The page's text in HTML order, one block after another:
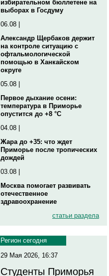
избирательном бюллетене на
выборах в Госдуму
06.08 |
Александр Щербаков держит
на контроле ситуацию с
офтальмологической
помощью в Ханкайском
округе
05.08 |
Первое дыхание осени:
температура в Приморье
опустится до +8 °C
04.08 |
Жара до +35: что ждет
Приморье после тропических
дождей
03.08 |
Москва помогает развивать
отечественное
здравоохранение
статьи раздела
Регион сегодня
29 Мая 2026, 16:37
Студенты Приморья